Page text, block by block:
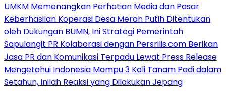
UMKM Memenangkan Perhatian Media dan Pasar
Keberhasilan Koperasi Desa Merah Putih Ditentukan
oleh Dukungan BUMN, Ini Strategi Pemerintah
Sapulangit PR Kolaborasi dengan Persrilis.com Berikan
Jasa PR dan Komunikasi Terpadu Lewat Press Release
Mengetahui Indonesia Mampu 3 Kali Tanam Padi dalam
Setahun, Inilah Reaksi yang Dilakukan Jepang